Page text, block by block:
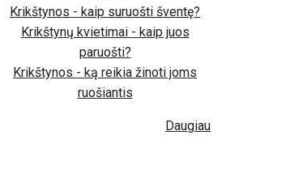
Krikštynos - kaip suruošti šventę?
Krikštynų kvietimai - kaip juos
paruošti?
Krikštynos - ką reikia žinoti joms
ruošiantis
Daugiau